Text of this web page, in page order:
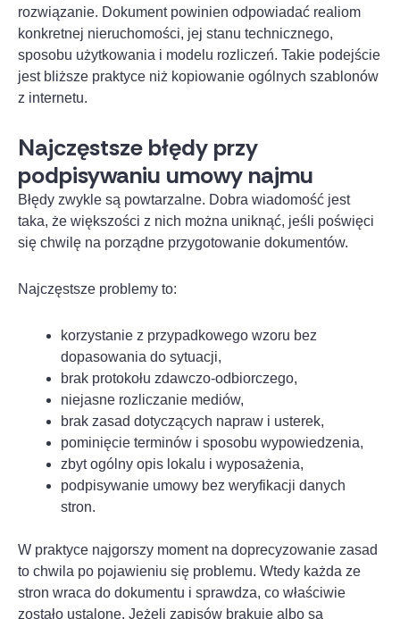
rozwiązanie. Dokument powinien odpowiadać realiom
konkretnej nieruchomości, jej stanu technicznego,
sposobu użytkowania i modelu rozliczeń. Takie podejście
jest bliższe praktyce niż kopiowanie ogólnych szablonów
z internetu.
Najczęstsze błędy przy
podpisywaniu umowy najmu
Błędy zwykle są powtarzalne. Dobra wiadomość jest
taka, że większości z nich można uniknąć, jeśli poświęci
się chwilę na porządne przygotowanie dokumentów.
Najczęstsze problemy to:
korzystanie z przypadkowego wzoru bez
dopasowania do sytuacji,
brak protokołu zdawczo-odbiorczego,
niejasne rozliczanie mediów,
brak zasad dotyczących napraw i usterek,
pominięcie terminów i sposobu wypowiedzenia,
zbyt ogólny opis lokalu i wyposażenia,
podpisywanie umowy bez weryfikacji danych
stron.
W praktyce najgorszy moment na doprecyzowanie zasad
to chwila po pojawieniu się problemu. Wtedy każda ze
stron wraca do dokumentu i sprawdza, co właściwie
zostało ustalone. Jeżeli zapisów brakuje albo są